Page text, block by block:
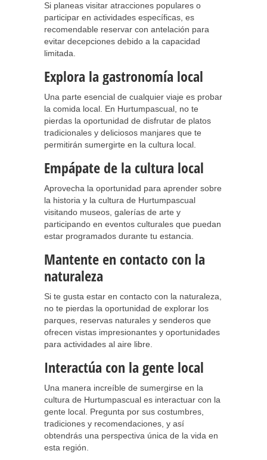
Si planeas visitar atracciones populares o
participar en actividades específicas, es
recomendable reservar con antelación para
evitar decepciones debido a la capacidad
limitada.
Explora la gastronomía local
Una parte esencial de cualquier viaje es probar
la comida local. En Hurtumpascual, no te
pierdas la oportunidad de disfrutar de platos
tradicionales y deliciosos manjares que te
permitirán sumergirte en la cultura local.
Empápate de la cultura local
Aprovecha la oportunidad para aprender sobre
la historia y la cultura de Hurtumpascual
visitando museos, galerías de arte y
participando en eventos culturales que puedan
estar programados durante tu estancia.
Mantente en contacto con la
naturaleza
Si te gusta estar en contacto con la naturaleza,
no te pierdas la oportunidad de explorar los
parques, reservas naturales y senderos que
ofrecen vistas impresionantes y oportunidades
para actividades al aire libre.
Interactúa con la gente local
Una manera increíble de sumergirse en la
cultura de Hurtumpascual es interactuar con la
gente local. Pregunta por sus costumbres,
tradiciones y recomendaciones, y así
obtendrás una perspectiva única de la vida en
esta región.